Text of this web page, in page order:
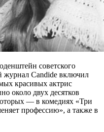
советского
журнал Candide включил
красивых актрис
около двух десятков
— в комедиях «Три
профессию», а также в